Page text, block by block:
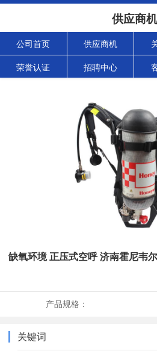
供应商机
公司首页 供应商机
荣誉认证 招聘中心
缺氧环境 正压式空呼 济南霍尼韦
产品规格：
关键词